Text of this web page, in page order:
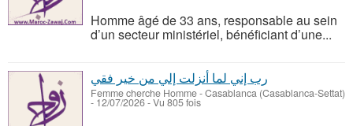
Homme âgé de 33 ans, responsable au sein
d’un secteur ministériel, bénéficiant d’une...
رب إني لما أنزلت إلي من خير فقي
Femme cherche Homme-Casablanca (Casablanca-Settat)
- 12/07/2026 - Vu 805 fois